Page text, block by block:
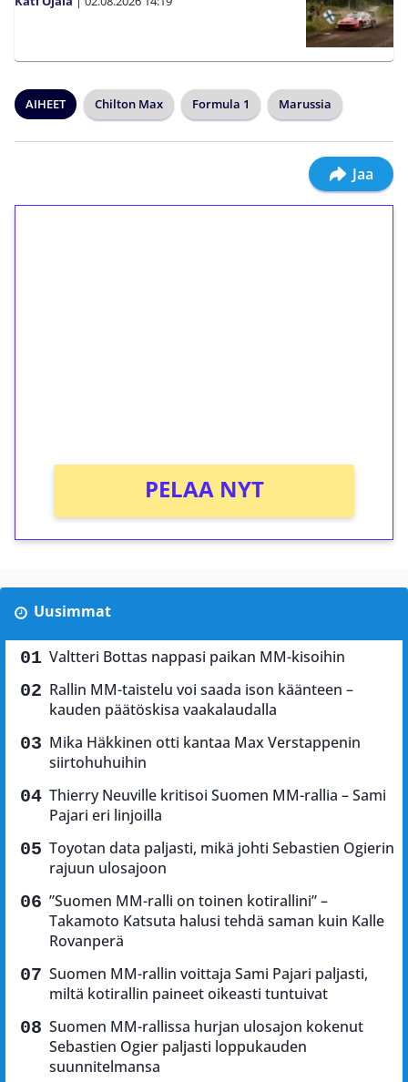
AIHEET Chilton Max Formula 1 Marussia
Jaa
PELAA NYT
Uusimmat
Valtteri Bottas nappasi paikan MM-kisoihin
Rallin MM-taistelu voi saada ison käänteen –
kauden päätöskisa vaakalaudalla
Mika Häkkinen otti kantaa Max Verstappenin
siirtohuhuihin
Thierry Neuville kritisoi Suomen MM-rallia – Sami
Pajari eri linjoilla
Toyotan data paljasti, mikä johti Sebastien Ogierin
rajuun ulosajoon
”Suomen MM-ralli on toinen kotirallini” –
Takamoto Katsuta halusi tehdä saman kuin Kalle
Rovanperä
Suomen MM-rallin voittaja Sami Pajari paljasti,
miltä kotirallin paineet oikeasti tuntuivat
Suomen MM-rallissa hurjan ulosajon kokenut
Sebastien Ogier paljasti loppukauden
suunnitelmansa